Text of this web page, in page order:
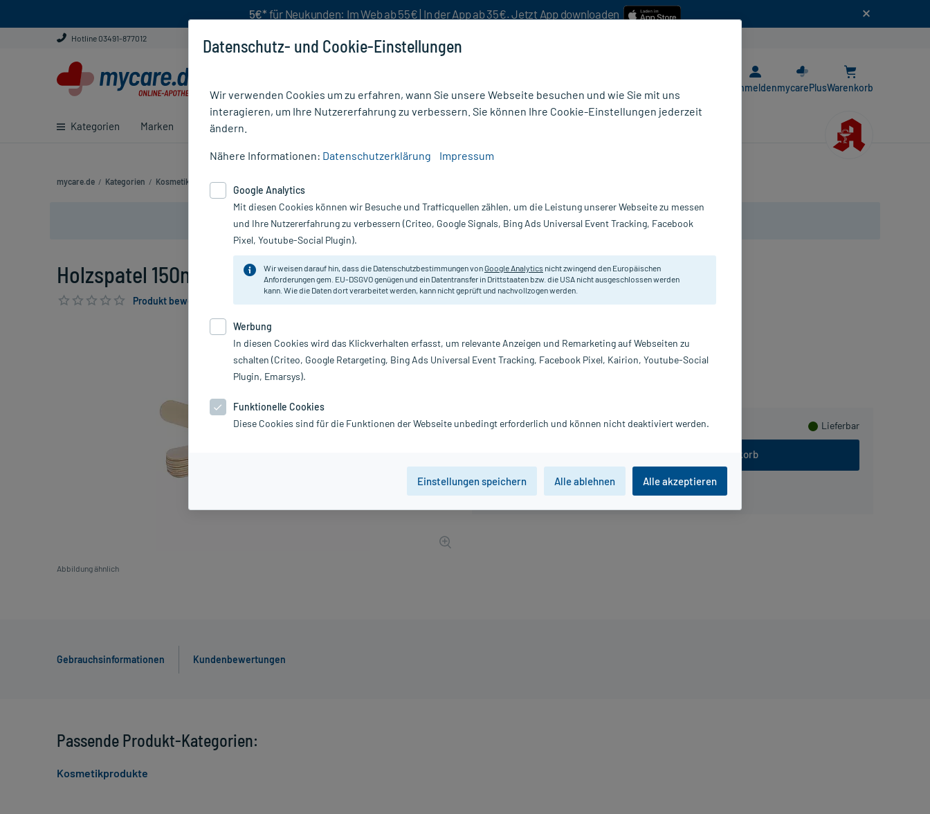
5€* für Neukunden: Im Web ab 55€ | In der App ab 35€. Jetzt App downloaden
Hotline 03491-877012
Kategorien Marken Ratgeber
AnmeldenmycarePlusWarenkorb
mycare.de / Kategorien / Kosmetik Holzspatel 150mm
Nur für kurze Zeit:Gratis-Versand* ab 19€ Mindestbestellwert!
Holzspatel 150mm, 10 St
Produkt bewerten & PlusHerzen sichern
Abbildung ähnlich
1,44 €
Lieferbar
In den Warenkorb
Für selbstgemachte Kosmetik.
Inhalt:
10 St
Gebrauchsinformationen Kundenbewertungen
Passende Produkt-Kategorien:
Kosmetikprodukte
Datenschutz- und Cookie-Einstellungen
Wir verwenden Cookies um zu erfahren, wann Sie unsere Webseite besuchen und wie Sie mit uns
interagieren, um Ihre Nutzererfahrung zu verbessern. Sie können Ihre Cookie-Einstellungen jederzeit
ändern.
Nähere Informationen: Datenschutzerklärung Impressum
Google Analytics
Mit diesen Cookies können wir Besuche und Trafficquellen zählen, um die Leistung unserer Webseite zu messen
und Ihre Nutzererfahrung zu verbessern (Criteo, Google Signals, Bing Ads Universal Event Tracking, Facebook
Pixel, Youtube-Social Plugin).
Wir weisen darauf hin, dass die Datenschutzbestimmungen vonGoogle Analytics nicht zwingend den Europäischen
Anforderungen gem. EU-DSGVO genügen und ein Datentransfer in Drittstaaten bzw. die USA nicht ausgeschlossen werden
kann. Wie die Daten dort verarbeitet werden, kann nicht geprüft und nachvollzogen werden.
Werbung
In diesen Cookies wird das Klickverhalten erfasst, um relevante Anzeigen und Remarketing auf Webseiten zu
schalten (Criteo, Google Retargeting, Bing Ads Universal Event Tracking, Facebook Pixel, Kairion, Youtube-Social
Plugin, Emarsys).
Funktionelle Cookies
Diese Cookies sind für die Funktionen der Webseite unbedingt erforderlich und können nicht deaktiviert werden.
Einstellungen speichern Alle ablehnen Alle akzeptieren